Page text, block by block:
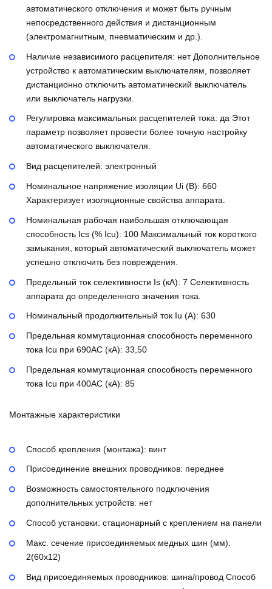
автоматического отключения и может быть ручным
непосредственного действия и дистанционным
(электромагнитным, пневматическим и др.).
Наличие независимого расцепителя: нет Дополнительное
устройство к автоматическим выключателям, позволяет
дистанционно отключить автоматический выключатель
или выключатель нагрузки.
Регулировка максимальных расцепителей тока: да Этот
параметр позволяет провести более точную настройку
автоматического выключателя.
Вид расцепителей: электронный
Номинальное напряжение изоляции Ui (В): 660
Характеризует изоляционные свойства аппарата.
Номинальная рабочая наибольшая отключающая
способность Ics (% Icu): 100 Максимальный ток короткого
замыкания, который автоматический выключатель может
успешно отключить без повреждения.
Предельный ток селективности Is (кА): 7 Селективность
аппарата до определенного значения тока.
Номинальный продолжительный ток Iu (А): 630
Предельная коммутационная способность переменного
тока Icu при 690AC (кА): 33,50
Предельная коммутационная способность переменного
тока Icu при 400АС (кА): 85
Монтажные характеристики
Способ крепления (монтажа): винт
Присоединение внешних проводников: переднее
Возможность самостоятельного подключения
дополнительных устройств: нет
Способ установки: стационарный с креплением на панели
Макс. сечение присоединяемых медных шин (мм):
2(60х12)
Вид присоединяемых проводников: шина/провод Способ